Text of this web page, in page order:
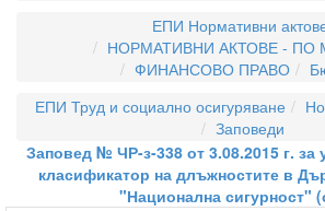
ЕПИ Нормативни
НОРМАТИВНИ АКТОВЕ - ПО
ФИНАНСОВО ПРАВО
ЕПИ Труд и социално осигуряване
Заповеди
Заповед № ЧР-з-338 от 3.08.2015 г. за
класификатор на длъжностите в
"Национална сигурност"